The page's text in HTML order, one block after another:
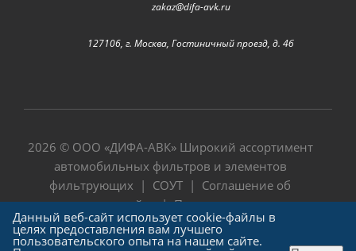
zakaz@difa-avk.ru
127106, г. Москва, Гостиничный проезд, д. 4б
2026 © ООО «ДИФА-АВК» Широкий ассортимент
автомобильных фильтров и элементов
фильтрующих | СОУТ | Соглашение об
использовании сайта|Политика в отношении
обработки персональных данных
Данный веб-сайт использует cookie-файлы в
целях предоставления вам лучшего
пользовательского опыта на нашем сайте.